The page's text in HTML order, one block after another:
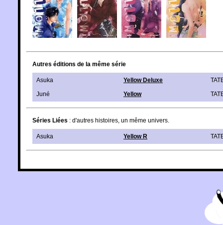
Autres éditions de la même série
Asuka Yellow Deluxe
Juné
Yellow
Séries Liées : d'autres histoires, un même univers.
Asuka Yellow R